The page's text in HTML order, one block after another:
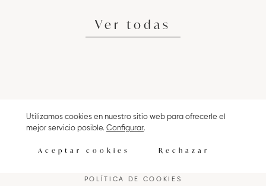
Ver todas
CONTACTO NOTICIAS
POLÍTICA DE COOKIES
Utilizamos cookies en nuestro sitio web para ofrecerle el
mejor servicio posible. Configurar.
Aceptar cookies Rechazar